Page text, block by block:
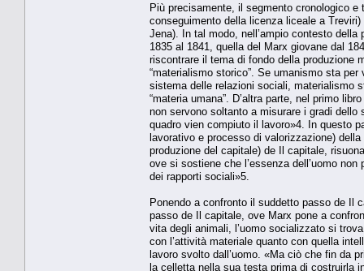
Più precisamente, il segmento cronologico
conseguimento della licenza liceale a
Jena). In tal modo, nell’ampio contesto
1835 al 1841, quella del Marx giovane dal
riscontrare il tema di fondo della produzione
“materialismo storico”. Se umanismo sta
sistema delle relazioni sociali, materialismo
“materia umana”. D’altra parte, nel primo
non servono soltanto a misurare i gradi
quadro vien compiuto il lavoro»4. In questo
lavorativo e processo di valorizzazione)
produzione del capitale) de Il capitale,
ove si sostiene che l’essenza dell’uomo
dei rapporti sociali»5.
Ponendo a confronto il suddetto passo de Il
passo de Il capitale, ove Marx pone a
vita degli animali, l’uomo socializzato si
con l’attività materiale quanto con quella
lavoro svolto dall’uomo. «Ma ciò che fin da
la celletta nella sua testa prima di costruirla